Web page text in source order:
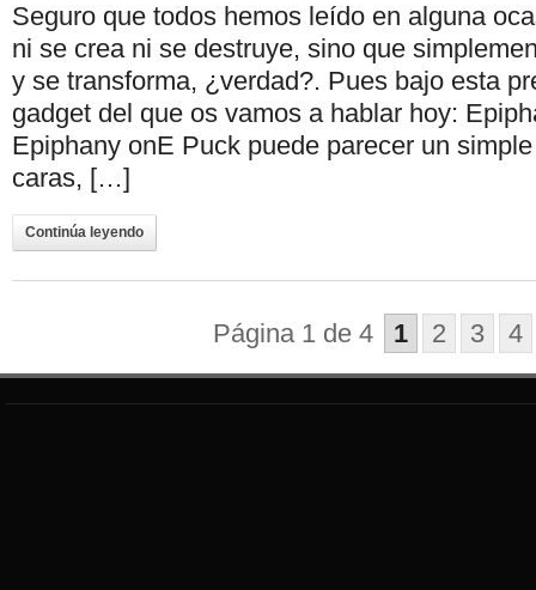
Seguro que todos hemos leído en alguna
ni se crea ni se destruye, sino que
y se transforma, ¿verdad?. Pues bajo esta
gadget del que os vamos a hablar hoy:
Epiphany onE Puck puede parecer un
caras, […]
Continúa leyendo
Página 1 de 4 1 2 3 4